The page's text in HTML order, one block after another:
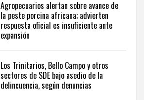
Agropecuarios alertan sobre avance de
la peste porcina africana; advierten
respuesta oficial es insuficiente ante
expansión
Los Trinitarios, Bello Campo y otros
sectores de SDE bajo asedio de la
delincuencia, según denuncias